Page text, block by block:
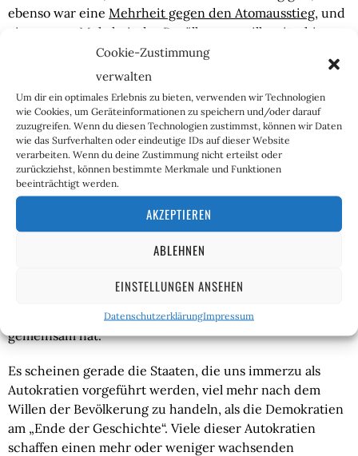
Cookie-Zustimmung
verwalten
Um dir ein optimales Erlebnis zu bieten, verwenden wir Technologien
wie Cookies, um Geräteinformationen zu speichern und/oder darauf
zuzugreifen. Wenn du diesen Technologien zustimmst, können wir Daten
wie das Surfverhalten oder eindeutige IDs auf dieser Website
verarbeiten. Wenn du deine Zustimmung nicht erteilst oder
zurückziehst, können bestimmte Merkmale und Funktionen
beeinträchtigt werden.
AKZEPTIEREN
ABLEHNEN
EINSTELLUNGEN ANSEHEN
DatenschutzerklärungImpressum
ebenso war eine Mehrheit gegen den Atomausstieg, und
eine grosse Mehrheit der Bevölkerung will weiterhin
Fleisch essen, Auto fahren und hin und wieder verreisen.
Zumindest erschliesst sich das daraus, dass sie es ja
ungeniert tut, sofern sie die Mittel dafür hat.
Wahrscheinlich kann man sogar auch davon ausgehen,
dass ein Großteil der Bevölkerung die eigene Kultur
bewahren (und auch als solche bezeichnen) will und
überzeugt ist, dass es nur zwei Geschlechter gibt.
Was also auch immer diese Art von Demokratie sein soll,
die hier wirkt, es ist klar, dass sie nicht den
liegt weniger dem alteingesessenen Konzept der
Demokratie zu Grunde, sondern dieser postmodernen
Pseudodemokratie, welche mit dem, was man früher
Demokratie nannte, offenbar kaum noch etwas
gemeinsam hat.
Es scheinen gerade die Staaten, die uns immerzu als
Autokratien vorgeführt werden, viel mehr nach dem
Willen der Bevölkerung zu handeln, als die Demokratien
am „Ende der Geschichte“. Viele dieser Autokratien
schaffen einen mehr oder weniger wachsenden